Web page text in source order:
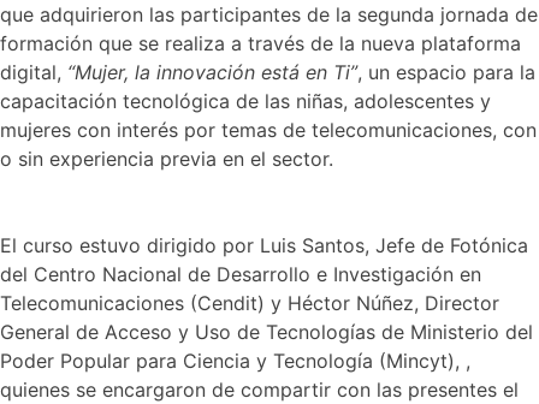
través
de
plataforma
digital
“Mujer,
la
innovación
que adquirieron las participantes de la segunda jornada de
formación que se realiza a través de la nueva plataforma
digital, “Mujer, la innovación está en Ti”, un espacio para la
capacitación tecnológica de las niñas, adolescentes y
mujeres con interés por temas de telecomunicaciones, con
o sin experiencia previa en el sector.
El curso estuvo dirigido por Luis Santos, Jefe de Fotónica
del Centro Nacional de Desarrollo e Investigación en
Telecomunicaciones (Cendit) y Héctor Núñez, Director
General de Acceso y Uso de Tecnologías de Ministerio del
Poder Popular para Ciencia y Tecnología (Mincyt), ,
quienes se encargaron de compartir con las presentes el